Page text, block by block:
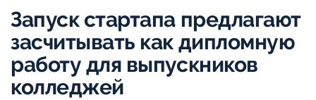
Запуск стартапа предлагают
засчитывать как дипломную
работу для выпускников
колледжей